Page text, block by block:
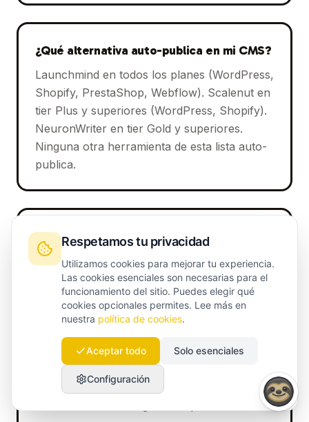
¿Qué alternativa auto-publica en mi CMS?
Launchmind en todos los planes (WordPress,
Shopify, PrestaShop, Webflow). Scalenut en
tier Plus y superiores (WordPress, Shopify).
NeuronWriter en tier Gold y superiores.
Ninguna otra herramienta de esta lista auto-
publica.
¿Puedo reemplazar Semrush enteramente
con Launchmind?
Si tu uso principal es producción de
contenido con tracking de posiciones ligero,
sí: Launchmind cubre aproximadamente el
keyword research ad-hoc profunda, análisis
competitivo o tracking de posiciones en
cientos de keywords legacy, conserva
Respetamos tu privacidad
Utilizamos cookies para mejorar tu experiencia.
Las cookies esenciales son necesarias para el
funcionamiento del sitio. Puedes elegir qué
cookies opcionales permites. Lee más en
nuestra política de cookies.
Aceptar todo Solo esenciales
Configuración